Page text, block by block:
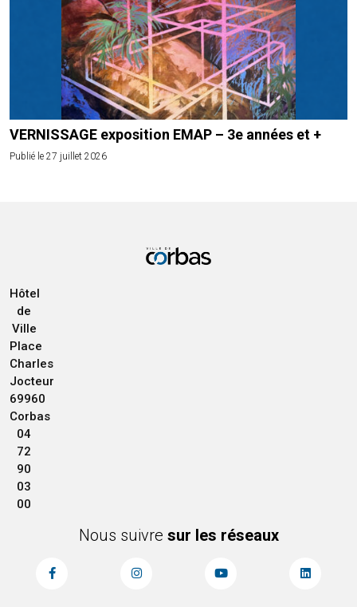
VERNISSAGE exposition EMAP – 3e années et +
Publié le 27 juillet 2026
Hôtel
de
Ville
Place
Charles
Jocteur
69960
Corbas
04
72
90
03
00
Nous suivre sur les réseaux